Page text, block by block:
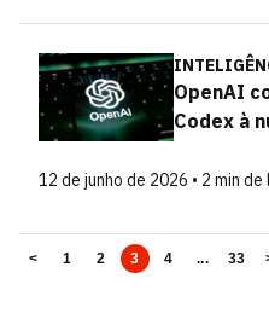
OpenAI
Codex à
12 de junho de 2026 • 2 min
< 1 2 3 4 ... 33